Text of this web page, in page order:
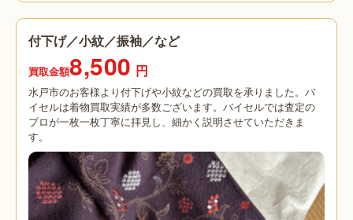
付下げ／小紋／振袖／など
買取金額8,500 円
水戸市のお客様より付下げや小紋などの買取を承りました。バ
イセルは着物買取実績が多数ございます。バイセルでは査定の
プロが一枚一枚丁寧に拝見し、細かく説明させていただきま
す。